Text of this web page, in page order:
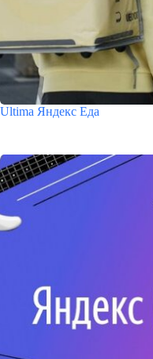
Ultima Яндекс Еда